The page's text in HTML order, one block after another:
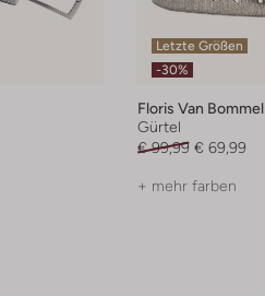
Letzte Größen
-30%
Floris Van Bommel
Gürtel
€ 99,99 € 69,99
+ mehr farben